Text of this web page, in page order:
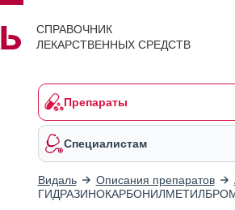
СПРАВОЧНИК
ЛЕКАРСТВЕННЫХ СРЕДСТВ
Препараты
Специалистам
Видаль Описания препаратов